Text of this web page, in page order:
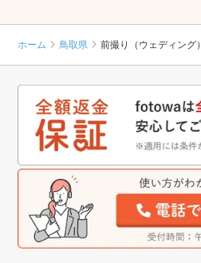
ホーム 鳥取県 前撮り（ウェディング）